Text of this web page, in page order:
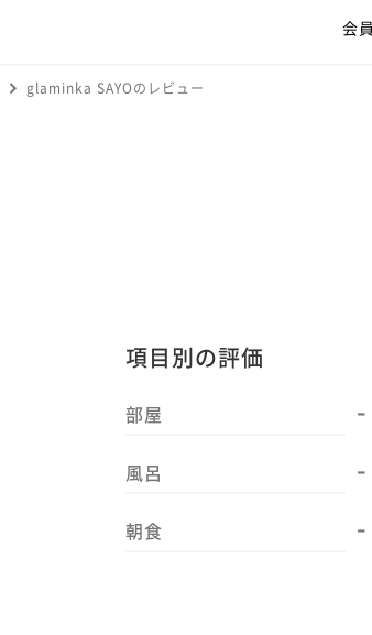
会
glaminka SAYOのレビュー
項目別の評価
部屋 -
風呂 -
朝食 -